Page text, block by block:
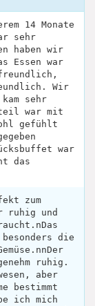
14 Monate
sehr
haben wir
Essen war
Wir
sehr
war mit
gefühlt
war
das
zum
ruhig und
die
ruhig.
aber
bestimmt
ich mich